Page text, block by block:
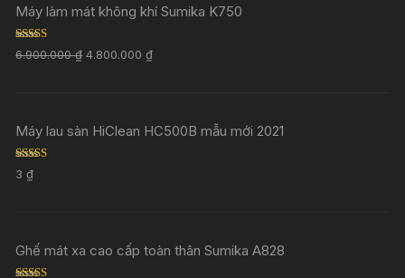
Máy làm mát không khí Sumika K750
Rated 5.00
out of 5
6.900.000₫ 4.800.000₫
Máy lau sàn HiClean HC500B mẫu mới 2021
Rated
out of 5
3₫
Ghế mát xa cao cấp toàn thân Sumika A828